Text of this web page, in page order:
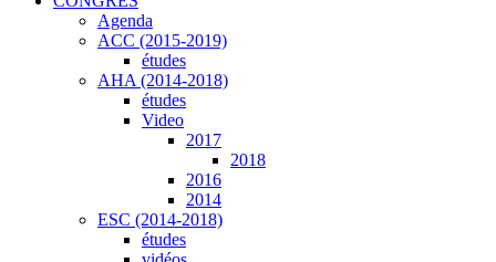
Agenda
ACC (2015-2019)
études
AHA (2014-2018)
études
Video
2017
2018
2016
2014
ESC (2014-2018)
études